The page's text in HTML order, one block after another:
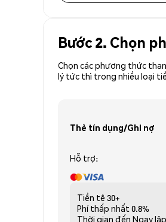
Bước 2. Chọn
Chọn các phương thức
lý tức thì trong nhiều loại
Thẻ tín dụng/Ghi nợ
Hỗ trợ:
Tiền tệ 30+
Phí thấp nhất 0.8%
Thời gian đến Ngay